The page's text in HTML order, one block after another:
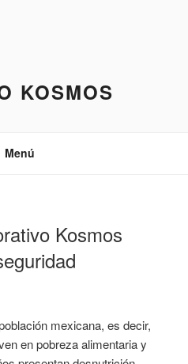
KOSMOS
Menú
Kosmos
mexicana, es decir,
en pobreza alimentaria y